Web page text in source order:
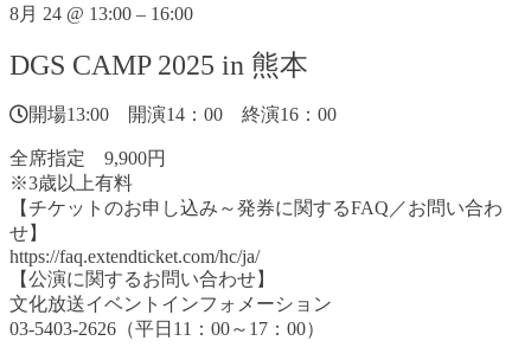
8月 24 @ 13:00 – 16:00
DGS CAMP 2025 in 熊本
開場13:00 開演14：00 終演16：00
全席指定 9,900円
※3歳以上有料
【チケットのお申し込み～発券に関するFAQ／お問い合わ
せ】
https://faq.extendticket.com/hc/ja/
【公演に関するお問い合わせ】
文化放送イベントインフォメーション
03-5403-2626（平日11：00～17：00）